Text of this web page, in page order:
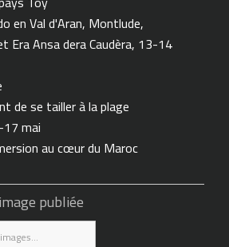
en Val d'Aran, Montlude,
Era Ansa dera Caudèra, 13-14
de se tailler à la plage
mai
au cœur du Maroc
publiée